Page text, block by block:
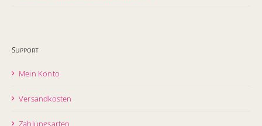
Support
Mein Konto
Versandkosten
Zahlungsarten